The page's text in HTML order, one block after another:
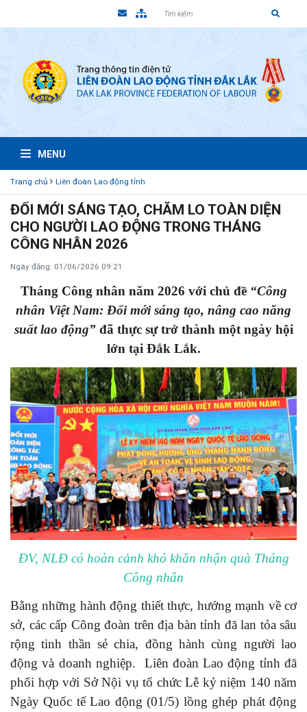
MENU
Trang chủ Liên đoàn Lao động tỉnh
ĐỔI MỚI SÁNG TẠO, CHĂM LO TOÀN DIỆN
CHO NGƯỜI LAO ĐỘNG TRONG THÁNG
CÔNG NHÂN 2026
Ngày đăng: 01/06/2026 09:21
Tháng Công nhân năm 2026 với chủ đề “Công
nhân Việt Nam: Đổi mới sáng tạo, nâng cao năng
suất lao động”đã thực sự trở thành một ngày hội
lớn tại Đắk Lắk.
ĐV, NLĐ có hoàn cảnh khó khăn nhận quà Tháng
Công nhân
Bằng những hành động thiết thực, hướng mạnh về cơ
sở, các cấp Công đoàn trên địa bàn tỉnh đã lan tỏa sâu
rộng tinh thần sẻ chia, đồng hành cùng người lao
động và doanh nghiệp. Liên đoàn Lao động tỉnh đã
phối hợp với Sở Nội vụ tổ chức Lễ kỷ niệm 140 năm
Ngày Quốc tế Lao động (01/5) lồng ghép phát động